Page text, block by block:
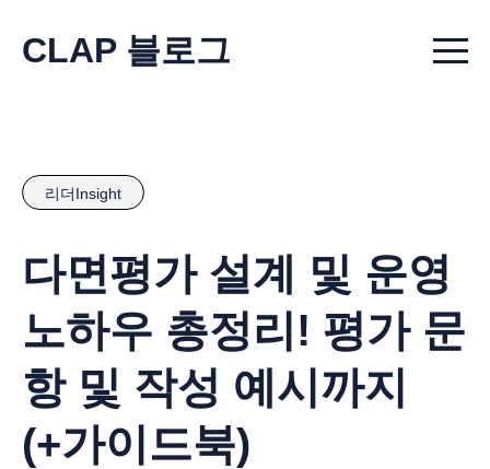
CLAP 블로그 Menu
리더Insight
다면평가 설계 및 운영
노하우 총정리! 평가 문
항 및 작성 예시까지
(+가이드북)